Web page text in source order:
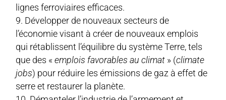
lignes ferroviaires efficaces.
Développer de nouveaux secteurs de
l’économie visant à créer de nouveaux emplois
qui rétablissent l’équilibre du système Terre, tels
que des «emplois favorables au climat » (climate
jobs) pour réduire les émissions de gaz à effet de
serre et restaurer la planète.